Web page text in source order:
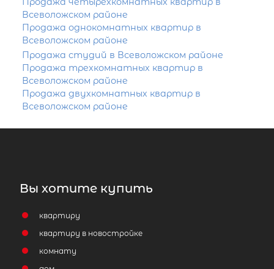
Всеволожском районе
Продажа однокомнатных квартир в
Всеволожском районе
Продажа студий в Всеволожском районе
Продажа трехкомнатных квартир в
Всеволожском районе
Продажа двухкомнатных квартир в
Всеволожском районе
Вы хотите купить
квартиру
квартиру в новостройке
комнату